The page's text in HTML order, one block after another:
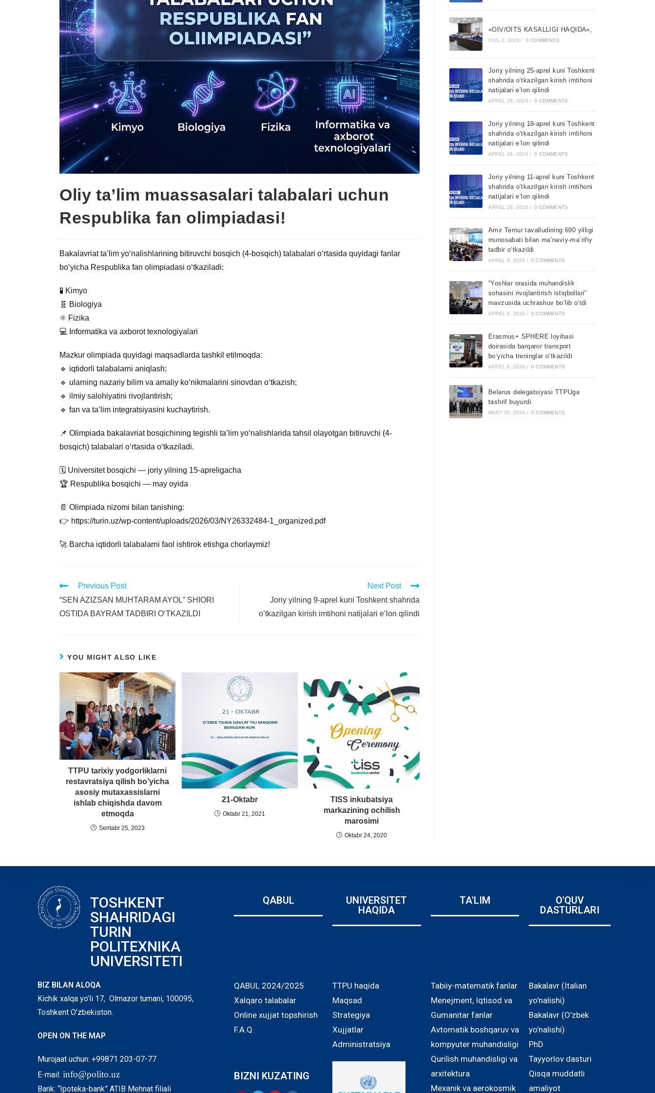
Oliy ta’lim muassasalari talabalari uchun
Respublika fan olimpiadasi!
Bakalavriat ta’lim yo‘nalishlarining bitiruvchi bosqich (4-bosqich) talabalari o‘rtasida quyidagi fanlar
bo‘yicha Respublika fan olimpiadasi o‘tkaziladi:
🧪 Kimyo
🧬 Biologiya
⚛️ Fizika
💻 Informatika va axborot texnologiyalari
Mazkur olimpiada quyidagi maqsadlarda tashkil etilmoqda:
🔹 iqtidorli talabalarni aniqlash;
🔹 ularning nazariy bilim va amaliy ko‘nikmalarini sinovdan o‘tkazish;
🔹 ilmiy salohiyatini rivojlantirish;
🔹 fan va ta’lim integratsiyasini kuchaytirish.
📌 Olimpiada bakalavriat bosqichining tegishli ta’lim yo‘nalishlarida tahsil olayotgan bitiruvchi (4-
bosqich) talabalari o‘rtasida o‘tkaziladi.
🗓 Universitet bosqichi — joriy yilning 15-apreligacha
🏆 Respublika bosqichi — may oyida
📄 Olimpiada nizomi bilan tanishing:
👉 https://turin.uz/wp-content/uploads/2026/03/NY26332484-1_organized.pdf
🚀 Barcha iqtidorli talabalarni faol ishtirok etishga chorlaymiz!
Previous Post
“SEN AZIZSAN MUHTARAM AYOL” SHIORI
OSTIDA BAYRAM TADBIRI O‘TKAZILDI
Next Post
Joriy yilning 9-aprel kuni Toshkent shahrida
o’tkazilgan kirish imtihoni natijalari e’lon qilindi
YOU MIGHT ALSO LIKE
TTPU tarixiy yodgorliklarni
restavratsiya qilish bo’yicha
asosiy mutaxassislarni
ishlab chiqishda davom
etmoqda
Sentabr 25, 2023
21-Oktabr
Oktabr 21, 2021
TISS inkubatsiya
markazining ochilish
marosimi
Oktabr 24, 2020
«OIV/OITS KASALLIGI HAQIDA»,
IYUL 2, 2026 / 0 COMMENTS
Joriy yilning 25-aprel kuni Toshkent
shahrida o’tkazilgan kirish imtihoni
natijalari e’lon qilindi
APREL 28, 2026 / 0 COMMENTS
Joriy yilning 18-aprel kuni Toshkent
shahrida o’tkazilgan kirish imtihoni
natijalari e’lon qilindi
APREL 28, 2026 / 0 COMMENTS
Joriy yilning 11-aprel kuni Toshkent
shahrida o’tkazilgan kirish imtihoni
natijalari e’lon qilindi
APREL 28, 2026 / 0 COMMENTS
Amir Temur tavalludining 690 yilligi
munosabati bilan ma’naviy-ma’rifiy
tadbir o‘tkazildi
APREL 9, 2026 / 0 COMMENTS
“Yoshlar orasida muhandislik
sohasini rivojlantirish istiqbollari”
mavzusida uchrashuv bo‘lib o‘tdi
APREL 8, 2026 / 0 COMMENTS
Erasmus+ SPHERE loyihasi
doirasida barqaror transport
bo‘yicha treninglar o‘tkazildi
APREL 6, 2026 / 0 COMMENTS
Belarus delegatsiyasi TTPUga
tashrif buyurdi
MART 30, 2026 / 0 COMMENTS
TOSHKENT
SHAHRIDAGI
TURIN
POLITEXNIKA
UNIVERSITETI
QABUL
UNIVERSITET
HAQIDA
TA'LIM
O'QUV
DASTURLARI
BIZ BILAN ALOQA
Kichik xalqa yo’li 17, Olmazor tumani, 100095,
Toshkent O’zbekiston.
OPEN ON THE MAP
Murojaat uchun: +99871 203-07-77
E-mail: info@polito.uz
Bank: “Ipoteka-bank” ATIB Mehnat filiali
QABUL 2024/2025
Xalqaro talabalar
Online xujjat topshirish
F.A.Q.
BIZNI KUZATING
TTPU haqida
Maqsad
Strategiya
Xujjatlar
Administratsiya
Tabiiy-matematik fanlar
Menejment, Iqtisod va
Gumanitar fanlar
Avtomatik boshqaruv va
kompyuter muhandisligi
Qurilish muhandisligi va
arxitektura
Mexanik va aerokosmik
Bakalavr (Italian
yo'nalishi)
Bakalavr (O'zbek
yo'nalishi)
PhD
Tayyorlov dasturi
Qisqa muddatli
amaliyot